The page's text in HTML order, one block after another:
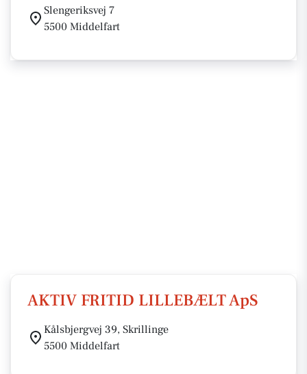
Slengeriksvej 7
5500 Middelfart
AKTIV FRITID LILLEBÆLT ApS
Kålsbjergvej 39, Skrillinge
5500 Middelfart